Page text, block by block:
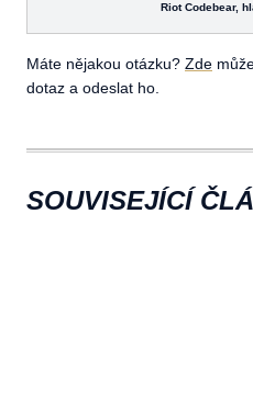
Riot Codebear,
Máte nějakou otázku? Zde
dotaz a odeslat ho.
SOUVISEJÍCÍ